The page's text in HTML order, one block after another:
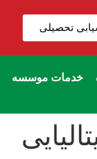
تحصیلی
خدمات موسسه